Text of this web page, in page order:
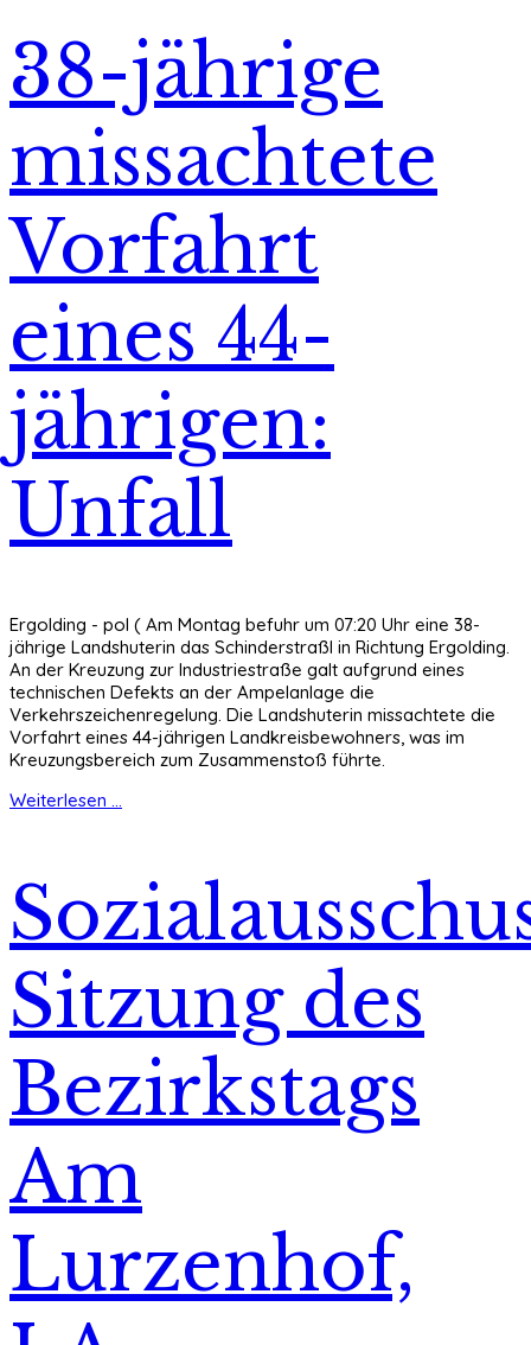
38-jährige
missachtete
Vorfahrt
eines 44-
jährigen:
Unfall
Ergolding - pol ( Am Montag befuhr um 07:20 Uhr eine 38-
jährige Landshuterin das Schinderstraßl in Richtung Ergolding.
An der Kreuzung zur Industriestraße galt aufgrund eines
technischen Defekts an der Ampelanlage die
Verkehrszeichenregelung. Die Landshuterin missachtete die
Vorfahrt eines 44-jährigen Landkreisbewohners, was im
Kreuzungsbereich zum Zusammenstoß führte.
Weiterlesen ...
Sitzung des
Bezirkstags
Am
Lurzenhof,